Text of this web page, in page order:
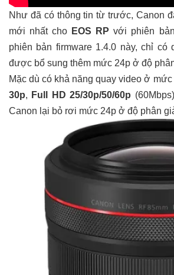
Như đã có thông tin từ trước, Canon
mới nhất cho EOS RP với phiên
phiên bản firmware 1.4.0 này, chỉ có
được bổ sung thêm mức 24p ở độ
Mặc dù có khả năng quay video ở
30p, Full HD 25/30p/50/60p
Canon lại bỏ rơi mức 24p ở độ phân